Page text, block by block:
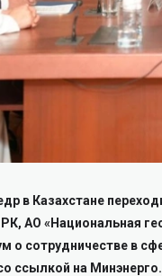
в Казахстане
РК, АО «Национальная
о сотрудничестве в
ссылкой на Минэнерго.